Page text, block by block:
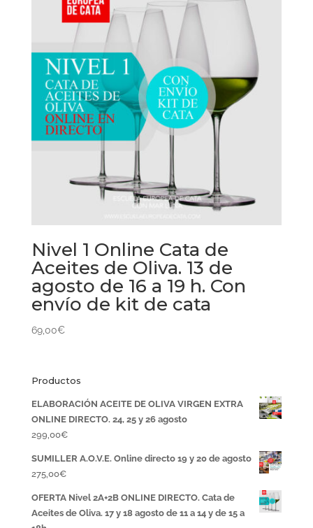
Nivel 1 Online Cata de
Aceites de Oliva. 13 de
agosto de 16 a 19 h. Con
envío de kit de cata
69,00€
Productos
ELABORACIÓN ACEITE DE OLIVA VIRGEN EXTRA
ONLINE DIRECTO. 24, 25 y 26 agosto
299,00€
SUMILLER A.O.V.E. Online directo 19 y 20 de agosto
275,00€
OFERTA Nivel 2A+2B ONLINE DIRECTO. Cata de
Aceites de Oliva. 17 y 18 agosto de 11 a 14 y de 15 a